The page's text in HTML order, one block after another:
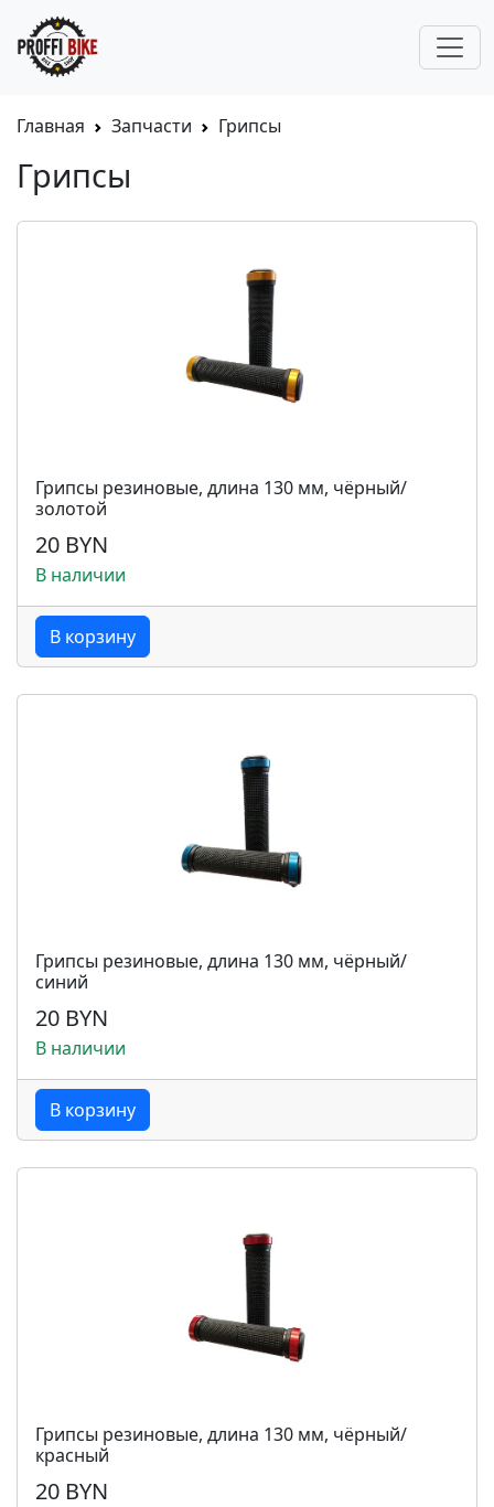
Главная Запчасти Грипсы
Грипсы
Грипсы резиновые, длина 130 мм, чёрный/
золотой
20 BYN
В наличии
В корзину
Грипсы резиновые, длина 130 мм, чёрный/
синий
20 BYN
В наличии
В корзину
Грипсы резиновые, длина 130 мм, чёрный/
красный
20 BYN